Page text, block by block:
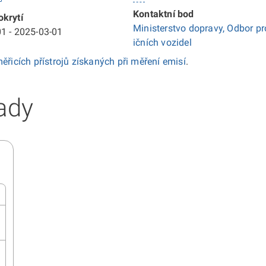
- 2025-03-01
Kontaktní bod
Ministerstvo dopravy, Odbor
ičních vozidel
přístrojů získaných při měření emisí.